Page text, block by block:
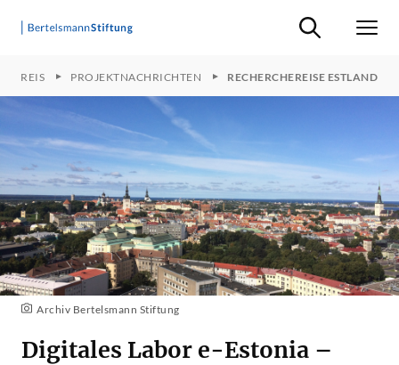
Suche ein-/
PREIS PROJEKTNACHRICHTEN RECHERCHEREISE ESTLAND
Archiv Bertelsmann Stiftung
Digitales Labor e-Estonia –